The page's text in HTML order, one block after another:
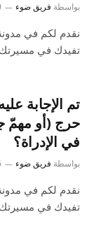
بواسطة فريق ضوء
نقدم لكم في
تفيدك في مسيرتك
تم الإجابة
في الإدراة؟
بواسطة فريق ضوء
نقدم لكم في
تفيدك في مسيرتك